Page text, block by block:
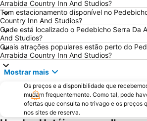
Avenida da Liberdade
da
Marquês de Pombal
Estádio
Fonte da Telha
Parque Natural da Arrabida
Lagoa de Albufeira
Tróia Beach
Alcântara
Oceanário de Lisboa
Praia da
Chiado
Arrabida Country Inn And Studios?
Tem estacionamento disponível no
Country Inn And Studios?
Onde está localizado o Pedebicho Serra Da
And Studios?
Quais atrações populares estão perto do
Arrabida Country Inn And Studios?
Mostrar mais
Os preços e a disponibilidade que
mudam frequentemente. Como tal, pode
ofertas que consulta no trivago e os preços
nos sites de reserva.